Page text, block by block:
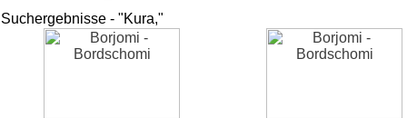
Suchergebnisse - "Kura,"